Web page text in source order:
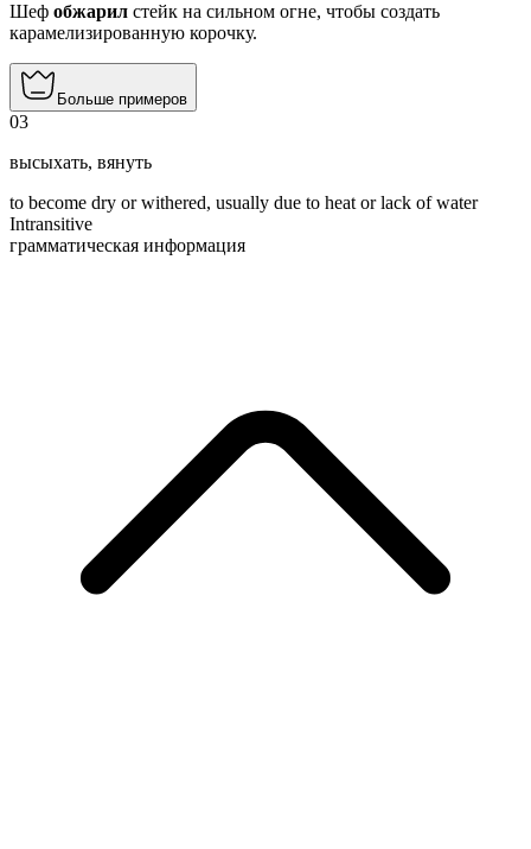
Шеф обжарил стейк на сильном огне, чтобы создать
карамелизированную корочку.
Больше примеров
03
высыхать, вянуть
to become dry or withered, usually due to heat or lack of water
Intransitive
грамматическая информация